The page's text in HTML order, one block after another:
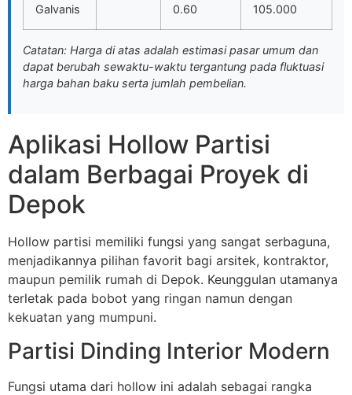
Galvanis
0.60
105.000
Catatan: Harga di atas adalah estimasi pasar umum dan
dapat berubah sewaktu-waktu tergantung pada fluktuasi
harga bahan baku serta jumlah pembelian.
Aplikasi Hollow Partisi
dalam Berbagai Proyek di
Depok
Hollow partisi memiliki fungsi yang sangat serbaguna,
menjadikannya pilihan favorit bagi arsitek, kontraktor,
maupun pemilik rumah di Depok. Keunggulan utamanya
terletak pada bobot yang ringan namun dengan
kekuatan yang mumpuni.
Partisi Dinding Interior Modern
Fungsi utama dari hollow ini adalah sebagai rangka